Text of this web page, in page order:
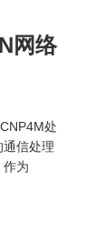
网络
处
信处理
作为